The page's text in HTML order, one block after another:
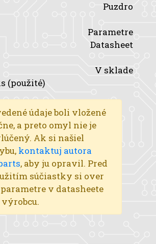
Puzdro
Parametre
Datasheet
V sklade
(použité)
údaje boli vložené
a preto omyl nie je
Ak si našiel
kontaktuj autora
, aby ju opravil. Pred
súčiastky si over
v datasheete
výrobcu.